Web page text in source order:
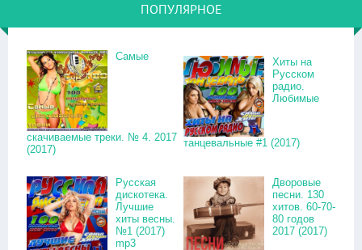
ПОПУЛЯРНОЕ
Самые
скачиваемые треки. № 4. 2017
(2017)
Хиты на
Русском
радио.
Любимые
танцевальные #1 (2017)
Русская
дискотека.
Лучшие
хиты весны.
№1 (2017)
mp3
Дворовые
песни. 130
хитов. 60-70-
80 годов
2017 (2017)